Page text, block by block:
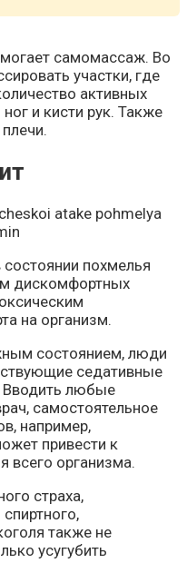
самомассаж. Во
участки, где
активных
и кисти рук. Также
состоянии похмелья
дискомфортных
на организм.
состоянием, люди
седативные
Вводить любые
самостоятельное
например,
привести к
всего организма.
страха,
также не
усугубить